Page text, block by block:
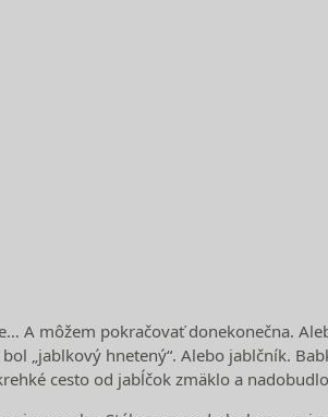
A môžem pokračovať donekonečna.
„jablkový hnetený“. Alebo jablčník.
cesto od jabĺčok zmäklo a